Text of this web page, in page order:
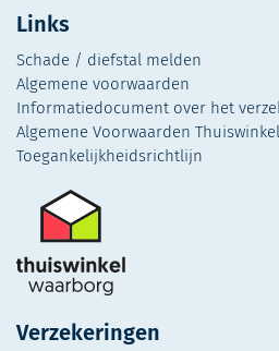
Links
Schade / diefstal melden
Algemene voorwaarden
Informatiedocument over het
Algemene Voorwaarden Thuiswinkel
Toegankelijkheidsrichtlijn
Verzekeringen